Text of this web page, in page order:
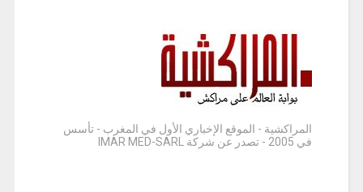
المراكشية - الموقع الإخباري الأول في المغرب - تأسس
في 2005 - تصدر عن شركة IMAR MED-SARL